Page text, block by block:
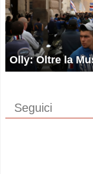
Olly: Oltre la
Seguici